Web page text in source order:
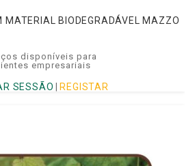
MATERIAL BIODEGRADÁVEL MAZZO
disponíveis para
empresariais
SESSÃO |REGISTAR